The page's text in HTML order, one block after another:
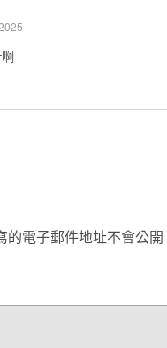
的電子郵件地址不會公開